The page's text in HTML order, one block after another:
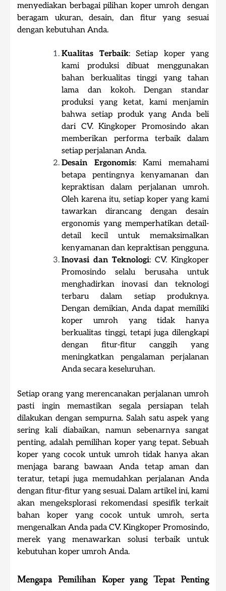
menyediakan berbagai pilihan koper umroh dengan
beragam ukuran, desain, dan fitur yang sesuai
dengan kebutuhan Anda.
Kualitas Terbaik: Setiap koper yang
kami produksi dibuat menggunakan
bahan berkualitas tinggi yang tahan
lama dan kokoh. Dengan standar
produksi yang ketat, kami menjamin
bahwa setiap produk yang Anda beli
dari CV. Kingkoper Promosindo akan
memberikan performa terbaik dalam
setiap perjalanan Anda.
Desain Ergonomis: Kami memahami
betapa pentingnya kenyamanan dan
kepraktisan dalam perjalanan umroh.
Oleh karena itu, setiap koper yang kami
tawarkan dirancang dengan desain
ergonomis yang memperhatikan detail-
detail kecil untuk memaksimalkan
kenyamanan dan kepraktisan pengguna.
Inovasi dan Teknologi: CV. Kingkoper
Promosindo selalu berusaha untuk
menghadirkan inovasi dan teknologi
terbaru dalam setiap produknya.
Dengan demikian, Anda dapat memiliki
koper umroh yang tidak hanya
berkualitas tinggi, tetapi juga dilengkapi
dengan fitur-fitur canggih yang
meningkatkan pengalaman perjalanan
Anda secara keseluruhan.
Setiap orang yang merencanakan perjalanan umroh
pasti ingin memastikan segala persiapan telah
dilakukan dengan sempurna. Salah satu aspek yang
sering kali diabaikan, namun sebenarnya sangat
penting, adalah pemilihan koper yang tepat. Sebuah
koper yang cocok untuk umroh tidak hanya akan
menjaga barang bawaan Anda tetap aman dan
teratur, tetapi juga memudahkan perjalanan Anda
dengan fitur-fitur yang sesuai. Dalam artikel ini, kami
akan mengeksplorasi rekomendasi spesifik terkait
bahan koper yang cocok untuk umroh, serta
mengenalkan Anda pada CV. Kingkoper Promosindo,
merek yang menawarkan solusi terbaik untuk
kebutuhan koper umroh Anda.
Mengapa Pemilihan Koper yang Tepat Penting